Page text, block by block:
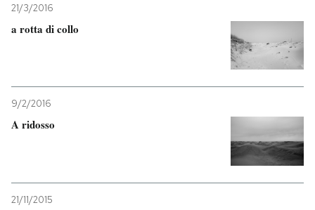
21/3/2016
a rotta di collo
9/2/2016
A ridosso
21/11/2015